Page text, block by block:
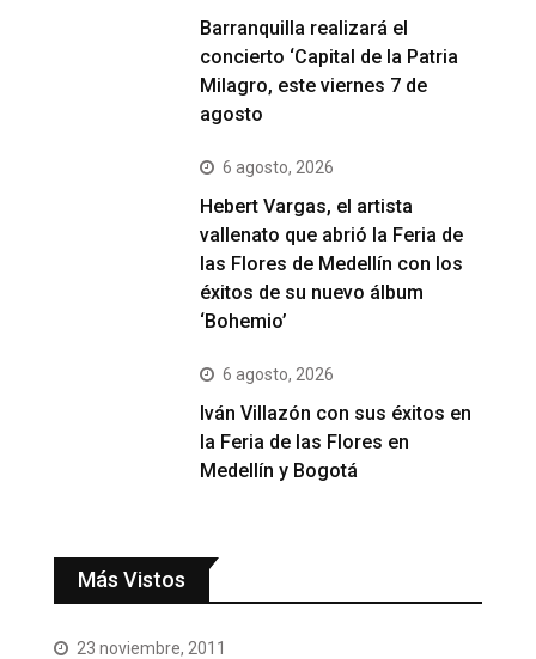
Barranquilla realizará el
concierto ‘Capital de la Patria
Milagro, este viernes 7 de
agosto
6 agosto, 2026
Hebert Vargas, el artista
vallenato que abrió la Feria de
las Flores de Medellín con los
éxitos de su nuevo álbum
‘Bohemio’
6 agosto, 2026
Iván Villazón con sus éxitos en
la Feria de las Flores en
Medellín y Bogotá
Más Vistos
23 noviembre, 2011